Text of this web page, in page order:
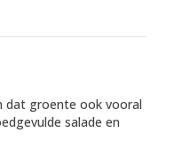
dat groente ook vooral
salade en